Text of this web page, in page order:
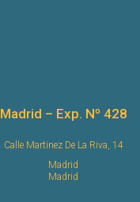
Madrid – Exp. Nº 428
Calle Martinez De La Riva, 14
Madrid
Madrid